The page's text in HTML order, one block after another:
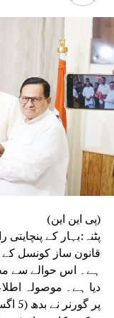
نوٹسوں پر موصول
رپورٹ تیار کرے
سے پاک امتحانات کے
جبکہ تیسری کمیٹی
کا تفصیلی مطالعہ
(پی این این)
پٹنہ:بہار کے
قانون ساز کونسل کے
ہے۔ اس حوالے سے
دیا ہے۔ موصولہ
پر